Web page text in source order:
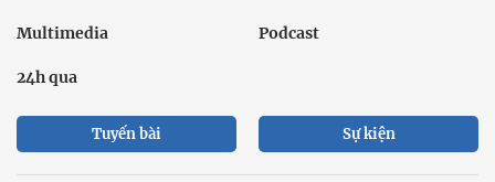
Multimedia Podcast
24h qua
Tuyến bài Sự kiện